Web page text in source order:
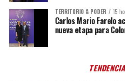
TERRITORIO & PODER 15
Carlos Mario Farelo
nueva etapa para
TENDENCIA